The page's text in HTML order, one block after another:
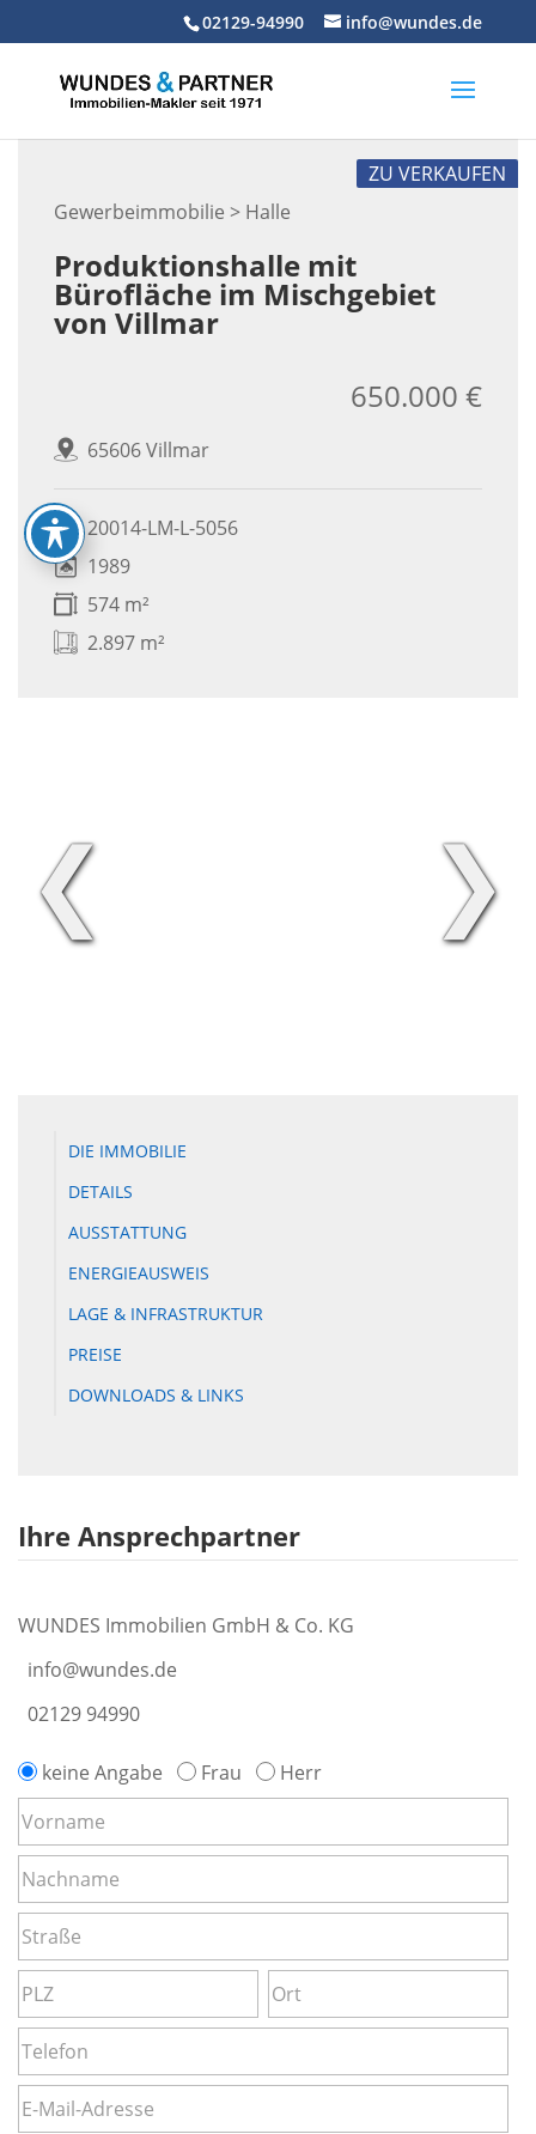
02129-94990 info@wundes.de
Gewerbeimmobilie > Halle
ZU VERKAUFEN
Produktionshalle mit
Bürofläche im Mischgebiet
von Villmar
65606 Villmar
650.000 €
20014-LM-L-5056
1989
574 m²
2.897 m²
❮ ❯
DIE IMMOBILIE
DETAILS
AUSSTATTUNG
ENERGIEAUSWEIS
LAGE & INFRASTRUKTUR
PREISE
DOWNLOADS & LINKS
Ihre Ansprechpartner
WUNDES Immobilien GmbH & Co. KG
info@wundes.de
02129 94990
keine Angabe Frau Herr